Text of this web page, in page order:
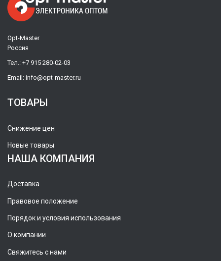
Opt-Master
Россия
Тел.: +7 915 280-02-03
Email: info@opt-master.ru
ТОВАРЫ
Снижение цен
Новые товары
НАША КОМПАНИЯ
Доставка
Правовое положение
Порядок и условия использования
О компании
Свяжитесь с нами